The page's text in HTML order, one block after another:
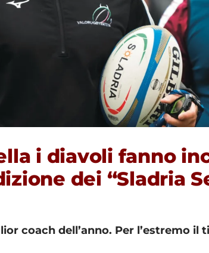
i diavoli fanno
dei “Sladria
coach dell’anno. Per l’estremo il